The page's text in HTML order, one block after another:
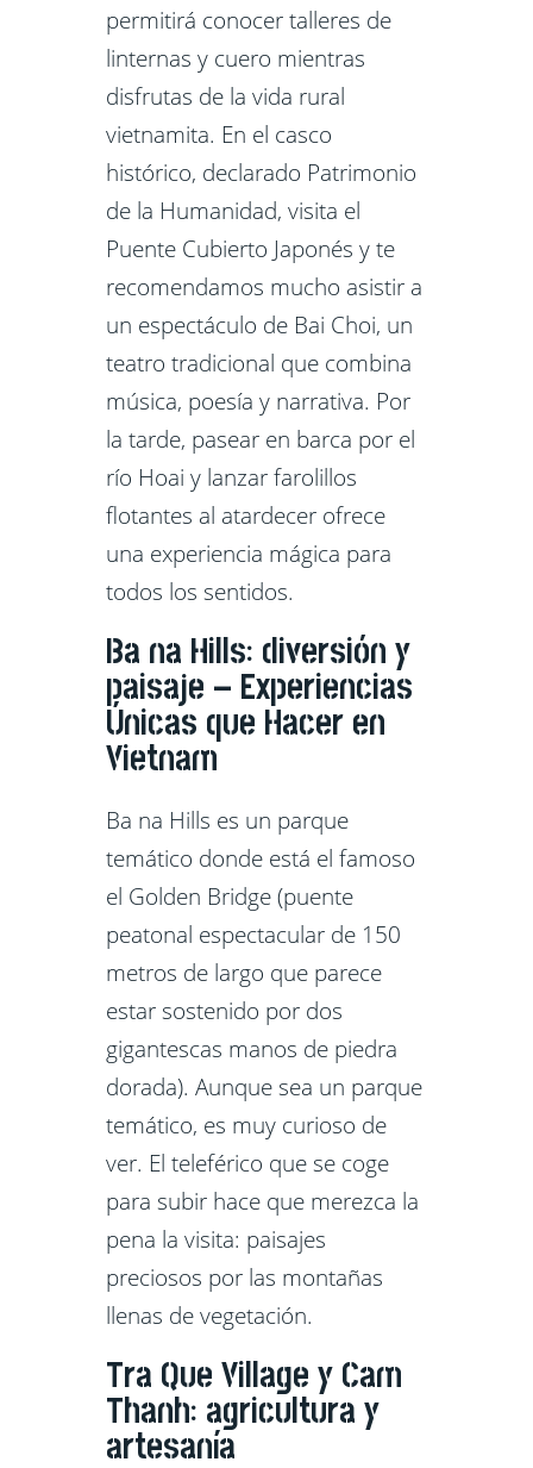
permitirá conocer talleres de
linternas y cuero mientras
disfrutas de la vida rural
vietnamita. En el casco
histórico, declarado Patrimonio
de la Humanidad, visita el
Puente Cubierto Japonés y te
recomendamos mucho asistir a
un espectáculo de Bai Choi, un
teatro tradicional que combina
música, poesía y narrativa. Por
la tarde, pasear en barca por el
río Hoai y lanzar farolillos
flotantes al atardecer ofrece
una experiencia mágica para
todos los sentidos.
Ba na Hills: diversión y
paisaje – Experiencias
Únicas que Hacer en
Vietnam
Ba na Hills es un parque
temático donde está el famoso
el Golden Bridge (puente
peatonal espectacular de 150
metros de largo que parece
estar sostenido por dos
gigantescas manos de piedra
dorada). Aunque sea un parque
temático, es muy curioso de
ver. El teleférico que se coge
para subir hace que merezca la
pena la visita: paisajes
preciosos por las montañas
llenas de vegetación.
Tra Que Village y Cam
Thanh: agricultura y
artesanía